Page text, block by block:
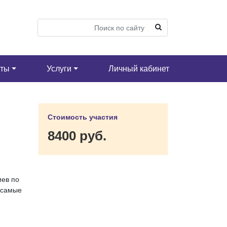
Услуги Личный кабинет
по
самые
Стоимость участия
8400 руб.